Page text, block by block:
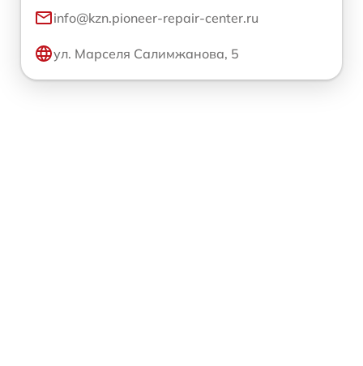
info@kzn.pioneer-repair-center.ru
ул. Марселя Салимжанова, 5